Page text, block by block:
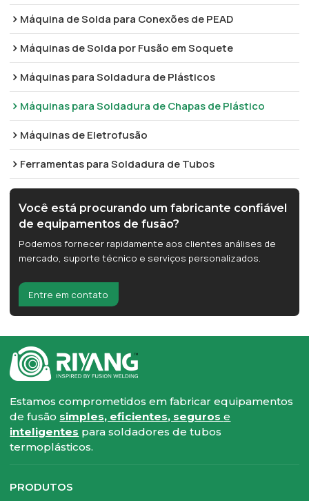
Máquina de Solda para Conexões de PEAD
Máquinas de Solda por Fusão em Soquete
Máquinas para Soldadura de Plásticos
Máquinas para Soldadura de Chapas de Plástico
Máquinas de Eletrofusão
Ferramentas para Soldadura de Tubos
Você está procurando um fabricante confiável
de equipamentos de fusão?
Podemos fornecer rapidamente aos clientes análises de
mercado, suporte técnico e serviços personalizados.
Entre em contato
Estamos comprometidos em fabricar equipamentos
de fusão simples, eficientes, segurose
inteligentes para soldadores de tubos
termoplásticos.
PRODUTOS